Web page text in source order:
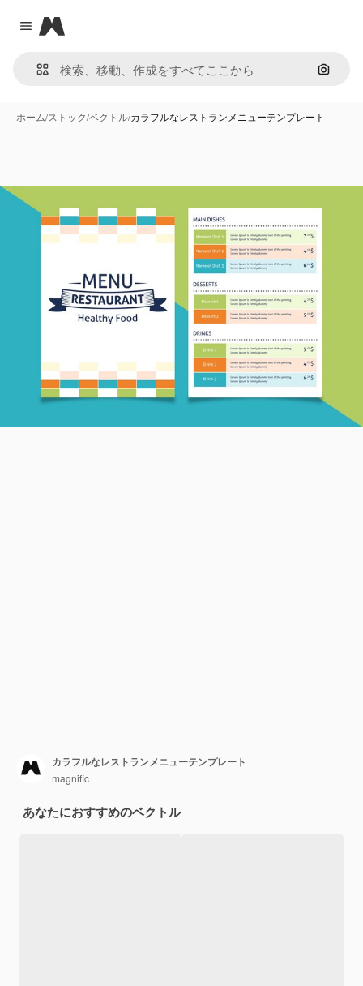
Close menu
Magnific
画像で
ホーム/ストック/ベクトル/カラフルなレストランメニューテンプレート
カラフルなレストランメニューテンプレート
magnific
あなたにおすすめのベクトル